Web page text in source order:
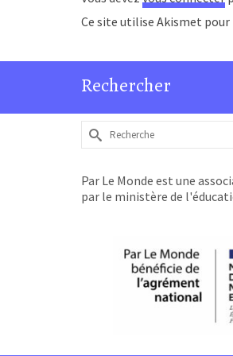
Ce site utilise Akismet pour
Rechercher
Rechercher :
Par Le Monde est une
par le ministère de